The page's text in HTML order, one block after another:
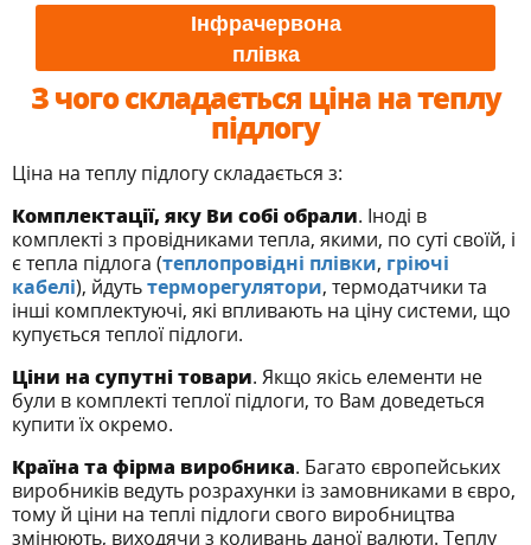
Інфрачервона
плівка
З чого складається ціна на теплу
підлогу
Ціна на теплу підлогу складається з:
Комплектації, яку Ви собі обрали. Іноді в
комплекті з провідниками тепла, якими, по суті своїй, і
є тепла підлога (теплопровідні плівки, гріючі
кабелі), йдутьтерморегулятори, термодатчики та
інші комплектуючі, які впливають на ціну системи, що
купується теплої підлоги.
Ціни на супутні товари. Якщо якісь елементи не
були в комплекті теплої підлоги, то Вам доведеться
купити їх окремо.
Країна та фірма виробника. Багато європейських
виробників ведуть розрахунки із замовниками в євро,
тому й ціни на теплі підлоги свого виробництва
змінюють, виходячи з коливань даної валюти. Теплу